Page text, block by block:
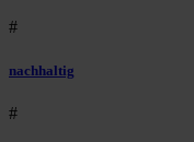
#
nachhaltig
#